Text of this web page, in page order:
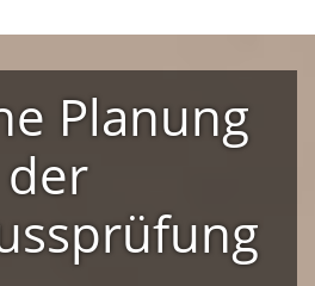
Planung
der